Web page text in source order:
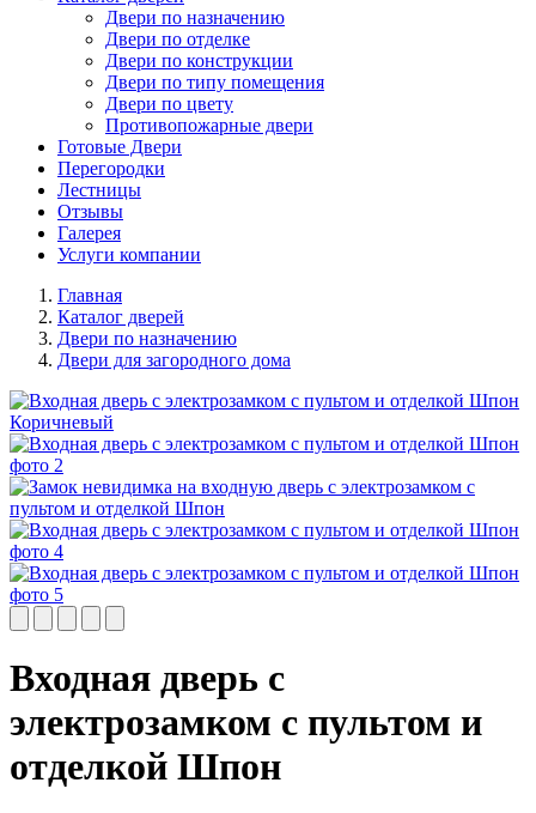
Двери по назначению
Двери по отделке
Двери по конструкции
Двери по типу помещения
Двери по цвету
Противопожарные двери
Готовые Двери
Перегородки
Лестницы
Отзывы
Галерея
Услуги компании
Главная
Каталог дверей
Двери по назначению
Двери для загородного дома
Входная дверь с
электрозамком с пультом и
отделкой Шпон